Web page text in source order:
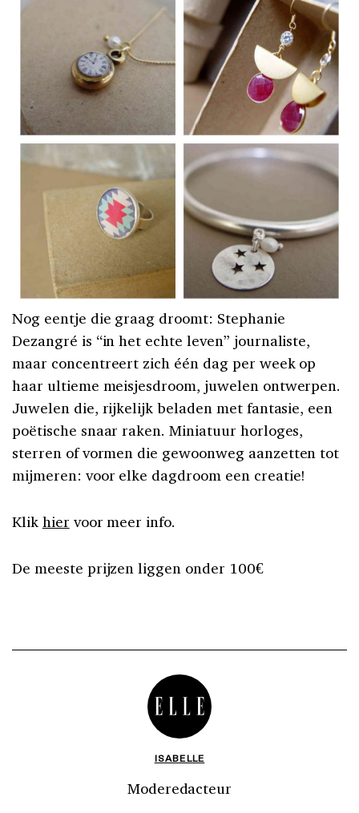
Nog eentje die graag droomt: Stephanie
Dezangré is “in het echte leven” journaliste,
maar concentreert zich één dag per week op
haar ultieme meisjesdroom, juwelen ontwerpen.
Juwelen die, rijkelijk beladen met fantasie, een
poëtische snaar raken. Miniatuur horloges,
sterren of vormen die gewoonweg aanzetten tot
mijmeren: voor elke dagdroom een creatie!
Klik hier voor meer info.
De meeste prijzen liggen onder 100€
ISABELLE
Moderedacteur